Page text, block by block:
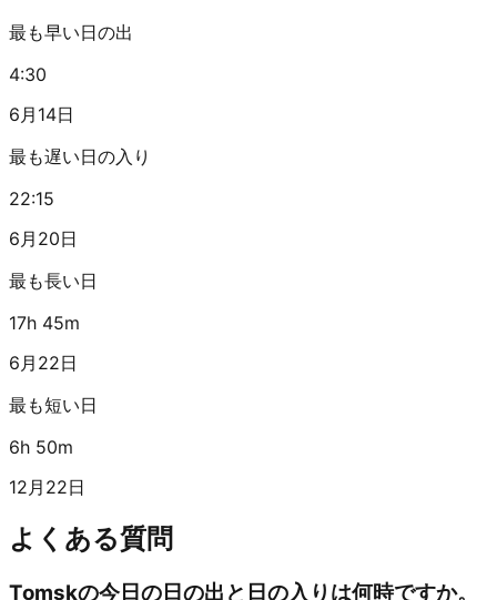
最も早い日の出
4:30
6月14日
最も遅い日の入り
22:15
6月20日
最も長い日
17h 45m
6月22日
最も短い日
6h 50m
12月22日
よくある質問
Tomskの今日の日の出と日の入りは何時ですか。